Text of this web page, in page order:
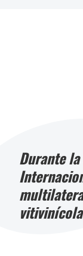
Durante